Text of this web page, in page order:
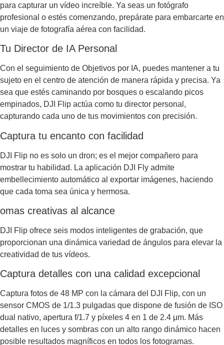
para capturar un vídeo increíble. Ya seas un fotógrafo
profesional o estés comenzando, prepárate para embarcarte en
un viaje de fotografía aérea con facilidad.
Tu Director de IA Personal
Con el seguimiento de Objetivos por IA, puedes mantener a tu
sujeto en el centro de atención de manera rápida y precisa. Ya
sea que estés caminando por bosques o escalando picos
empinados, DJI Flip actúa como tu director personal,
capturando cada uno de tus movimientos con precisión.
Captura tu encanto con facilidad
DJI Flip no es solo un dron; es el mejor compañero para
mostrar tu habilidad. La aplicación DJI Fly admite
embellecimiento automático al exportar imágenes, haciendo
que cada toma sea única y hermosa.
omas creativas al alcance
DJI Flip ofrece seis modos inteligentes de grabación, que
proporcionan una dinámica variedad de ángulos para elevar la
creatividad de tus vídeos.
Captura detalles con una calidad excepcional
Captura fotos de 48 MP con la cámara del DJI Flip, con un
sensor CMOS de 1/1.3 pulgadas que dispone de fusión de ISO
dual nativo, apertura f/1.7 y píxeles 4 en 1 de 2.4 μm. Más
detalles en luces y sombras con un alto rango dinámico hacen
posible resultados magníficos en todos los fotogramas.